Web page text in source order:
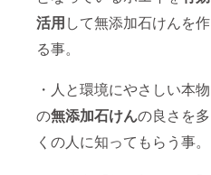
活用して無添加石けんを作
る事。
・人と環境にやさしい本物
の無添加石けんの良さを多
くの人に知ってもらう事。